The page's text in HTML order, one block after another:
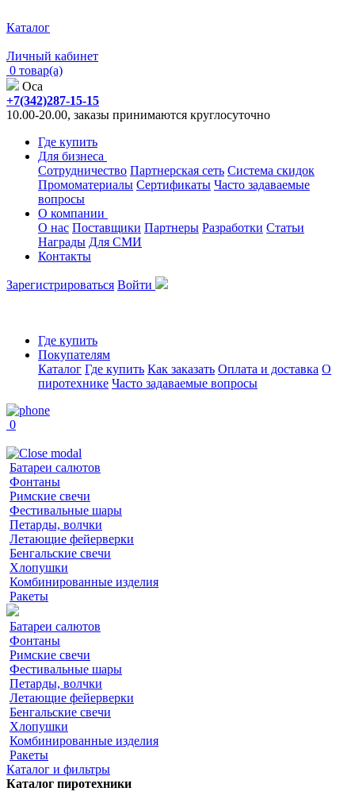
Каталог
Личный кабинет
0 товар(а)
Оса
+7(342)287-15-15
10.00-20.00, заказы принимаются круглосуточно
Где купить
Для бизнеса
Сотрудничество Партнерская сеть Система скидок
Промоматериалы Сертификаты Часто задаваемые
вопросы
О компании
О нас Поставщики Партнеры Разработки Статьи
Награды Для СМИ
Контакты
Зарегистрироваться Войти
Где купить
Покупателям
Каталог Где купить Как заказать Оплата и доставка О
пиротехнике Часто задаваемые вопросы
0
Батареи салютов
Фонтаны
Римские свечи
Фестивальные шары
Петарды, волчки
Летающие фейерверки
Бенгальские свечи
Хлопушки
Комбинированные изделия
Ракеты
Батареи салютов
Фонтаны
Римские свечи
Фестивальные шары
Петарды, волчки
Летающие фейерверки
Бенгальские свечи
Хлопушки
Комбинированные изделия
Ракеты
Каталог и фильтры
Каталог пиротехники